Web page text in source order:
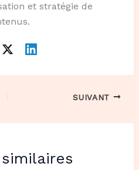
et stratégie de
SUIVANT